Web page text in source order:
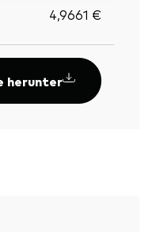
4,9661 €
herunter